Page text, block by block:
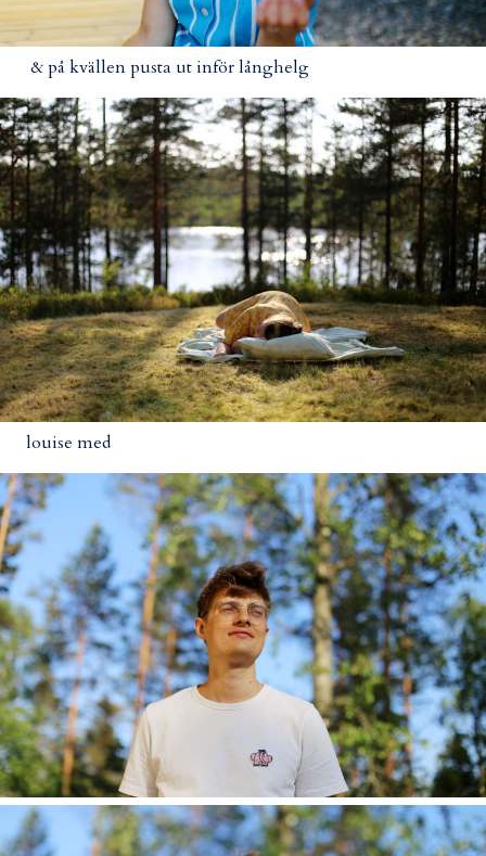
& på kvällen pusta ut inför långhelg
louise med